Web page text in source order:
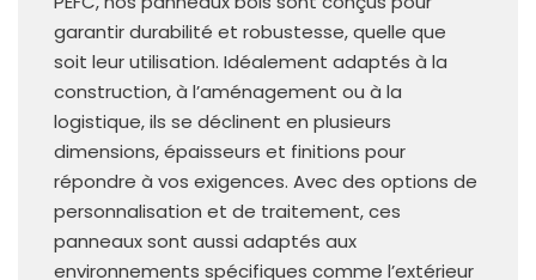
garantir durabilité et robustesse, quelle que
soit leur utilisation. Idéalement adaptés à la
construction, à l’aménagement ou à la
logistique, ils se déclinent en plusieurs
dimensions, épaisseurs et finitions pour
répondre à vos exigences. Avec des options de
personnalisation et de traitement, ces
panneaux sont aussi adaptés aux
environnements spécifiques comme l’extérieur